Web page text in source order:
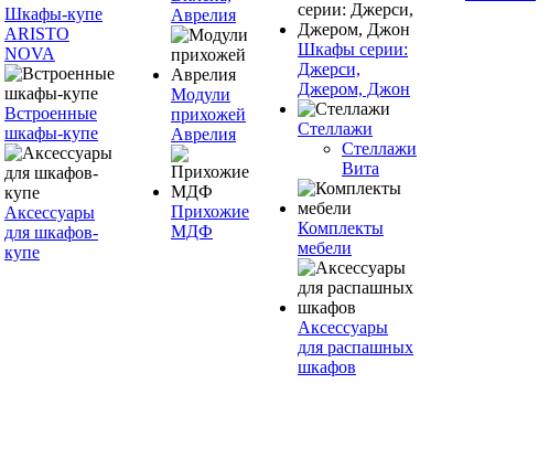
Шкафы-купе
ARISTO
NOVA
Встроенные
шкафы-купе
Аксессуары
для шкафов-
купе
Аврелия
Модули
прихожей
Аврелия
Прихожие
МДФ
Шкафы серии:
Джерси,
Джером, Джон
Стеллажи
Стеллажи
Вита
Комплекты
мебели
Аксессуары
для распашных
шкафов